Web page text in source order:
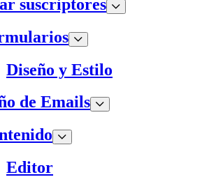
suscriptores
Diseño y Estilo
de Emails
Editor